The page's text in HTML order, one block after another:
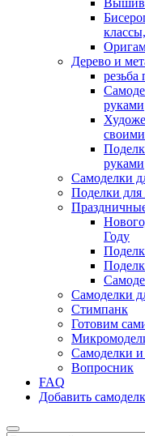
Дерево и
резьба
руками
руками
Самоделки
Поделки
Году
Самоделки
Стимпанк
Готовим
Самоделки
Вопросник
FAQ
Добавить